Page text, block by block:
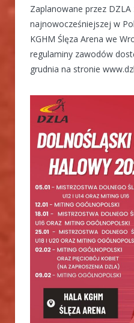
Zaplanowane przez
najnowocześniejszej w
KGHM Ślęza Arena we
regulaminy zawodów
grudnia na stronie